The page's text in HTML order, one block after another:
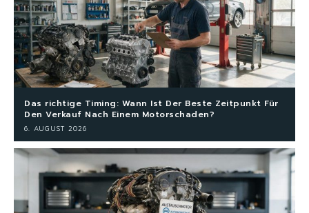
Das richtige Timing: Wann Ist Der Beste Zeitpunkt Für
Den Verkauf Nach Einem Motorschaden?
6. AUGUST 2026